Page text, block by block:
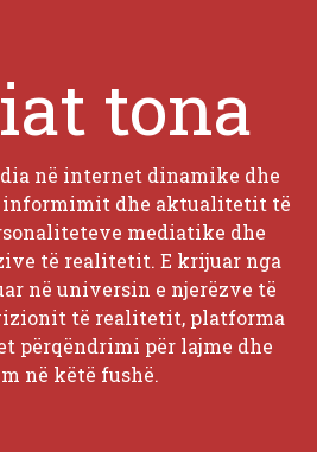
tona
në internet dinamike dhe
informimit dhe aktualitetit të
mediatike dhe
të realitetit. E krijuar nga
në universin e njerëzve të
të realitetit, platforma
përqëndrimi për lajme dhe
në këtë fushë.